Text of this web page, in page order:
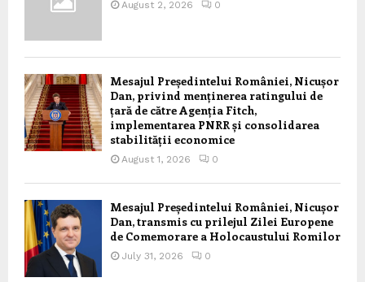
August 2, 2026 0
Mesajul Președintelui României, Nicușor
Dan, privind menținerea ratingului de
țară de către Agenția Fitch,
implementarea PNRR și consolidarea
stabilității economice
August 1, 2026 0
Mesajul Președintelui României, Nicușor
Dan, transmis cu prilejul Zilei Europene
de Comemorare a Holocaustului Romilor
July 31, 2026 0